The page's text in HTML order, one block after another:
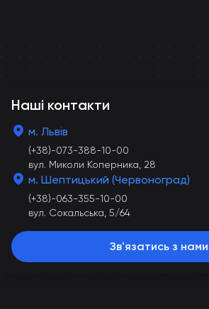
Наші контакти
м. Львів
(+38)-073-388-10-00
вул. Миколи Коперника, 28
м. Шептицький (Червоноград)
(+38)-063-355-10-00
вул. Сокальська, 5/64
Зв'язатись з нами